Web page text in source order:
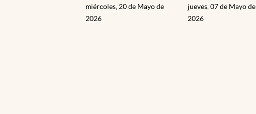
miércoles, 20 de Mayo de
2026
jueves, 07 de Mayo de
2026